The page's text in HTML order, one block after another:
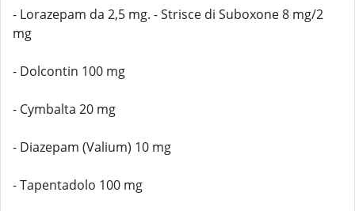
- Lorazepam da 2,5 mg. - Strisce di Suboxone 8 mg/2
mg
- Dolcontin 100 mg
- Cymbalta 20 mg
- Diazepam (Valium) 10 mg
- Tapentadolo 100 mg